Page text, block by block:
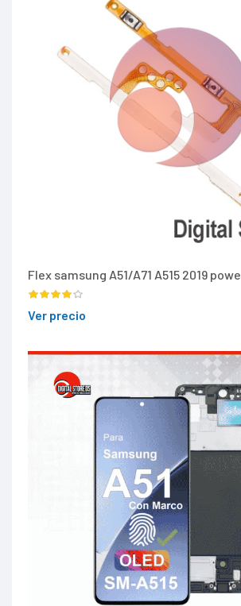
Flex samsung A51/A71 A515 2019 powe
Ver precio